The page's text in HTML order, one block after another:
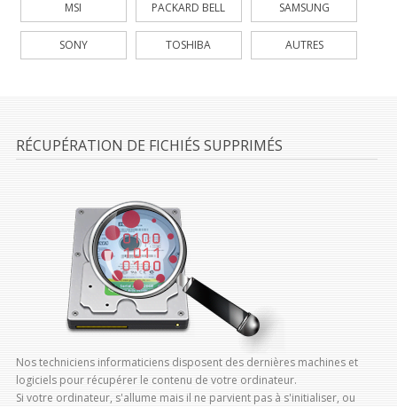
MSI PACKARD BELL SAMSUNG
SONY TOSHIBA AUTRES
RÉCUPÉRATION DE FICHIÉS SUPPRIMÉS
Nos techniciens informaticiens disposent des dernières machines et
logiciels pour récupérer le contenu de votre ordinateur.
Si votre ordinateur, s'allume mais il ne parvient pas à s'initialiser, ou